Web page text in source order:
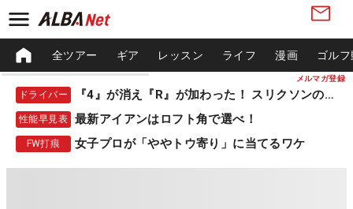
メルマガ登録
全ツアー ギア レッスン ライフ 漫画 ゴル
ドライバー 『4』が消え『R』が加わった！ スリクソンの新作
性能早見表 最新アイアンはロフト角で選べ！
FW打痕 女子プロが「ややトウ寄り」に当てるワケ